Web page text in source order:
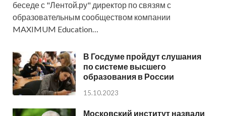
беседе с "Лентой.ру" директор по связям с
образовательным сообществом компании
MAXIMUM Education…
В Госдуме пройдут слушания
по системе высшего
образования в России
15.10.2023
Московский институт назвали